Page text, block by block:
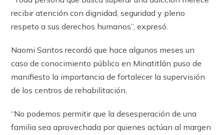
recibir atención con dignidad, seguridad y pleno
respeto a sus derechos humanos”, expresó.
Naomi Santos recordó que hace algunos meses un
caso de conocimiento público en Minatitlán puso de
manifiesto la importancia de fortalecer la supervisión
de los centros de rehabilitación.
“No podemos permitir que la desesperación de una
familia sea aprovechada por quienes actúan al margen